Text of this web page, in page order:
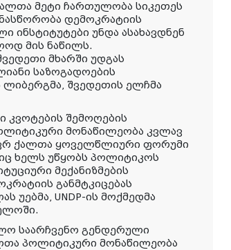
მეტი ჩართულობა სიკეთეს
დემოკრატიის
ინსტიტუტები უნდა ასახავდნენ
მის ნაწილს.
მხარში უდგას
საზოგადოების
ლიბერგმა, შვედეთის ელჩმა
შემოღების
მონაწილეობა კვლავ
ქალთა ყოველწლიური ფორუმი
ხელს უწყობს პოლიტიკოს
მექანიზმების
განმტკიცებას
უებმა, UNDP-ის მოქმედმა
საარჩვენო გენდერული
პოლიტიკური მონაწილეობა